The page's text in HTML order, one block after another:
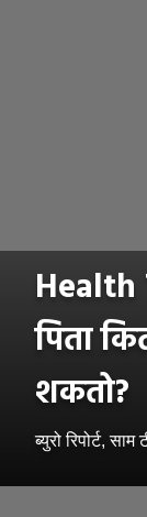
Health
पिता
शकतो?
ब्युरो रिपोर्ट, साम